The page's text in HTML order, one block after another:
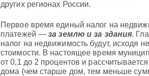
других регионах России.
Первое время единый налог на
платежей —за землю и за здания.
налог на недвижимость будут, исходя
стоимости. В настоящее время
от 0,1 до 2 процентов и
дома (чем старше дом, тем меньше